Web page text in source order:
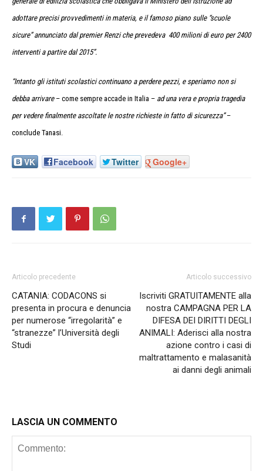
adottare precisi provvedimenti in materia, e il famoso piano sulle “scuole
sicure” annunciato dal premier Renzi che prevedeva 400 milioni di euro per 2400
interventi a partire dal 2015”.
“Intanto gli istituti scolastici continuano a perdere pezzi, e speriamo non si
debba arrivare– come sempre accade in Italia – ad una vera e propria tragedia
per vedere finalmente ascoltate le nostre richieste in fatto di sicurezza”–
conclude Tanasi.
VK Facebook Twitter Google+
Articolo precedente
CATANIA: CODACONS si
presenta in procura e denuncia
per numerose “irregolarità” e
“stranezze” l’Università degli
Studi
Articolo successivo
Iscriviti GRATUITAMENTE alla
nostra CAMPAGNA PER LA
DIFESA DEI DIRITTI DEGLI
ANIMALI: Aderisci alla nostra
azione contro i casi di
maltrattamento e malasanità
ai danni degli animali
LASCIA UN COMMENTO